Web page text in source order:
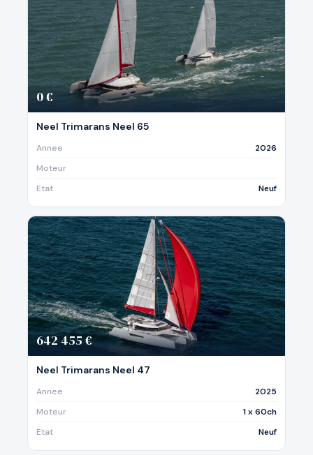
0 €
Neel Trimarans Neel 65
Annee
2026
Moteur
Etat
Neuf
642 455 €
Neel Trimarans Neel 47
Annee
2025
Moteur
1 x 60ch
Etat
Neuf